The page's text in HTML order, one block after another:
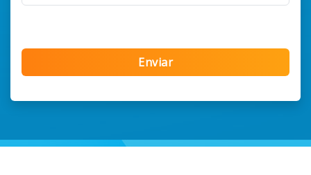
Enviar